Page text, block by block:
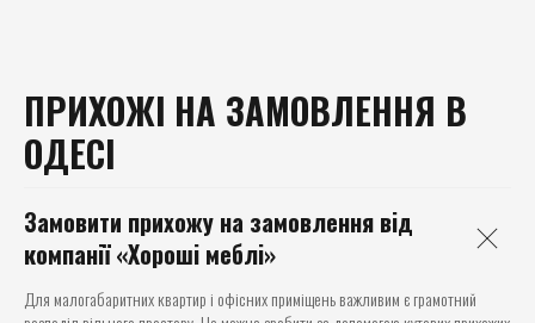
ПРИХОЖІ НА ЗАМОВЛЕННЯ В
ОДЕСІ
Замовити прихожу на замовлення від
компанії «Хороші меблі»
Для малогабаритних квартир і офісних приміщень важливим є грамотний